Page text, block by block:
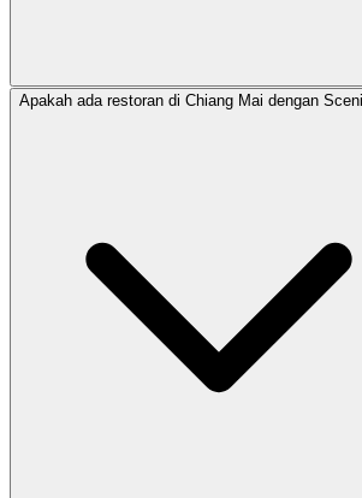
Apakah ada restoran di Chiang Mai dengan